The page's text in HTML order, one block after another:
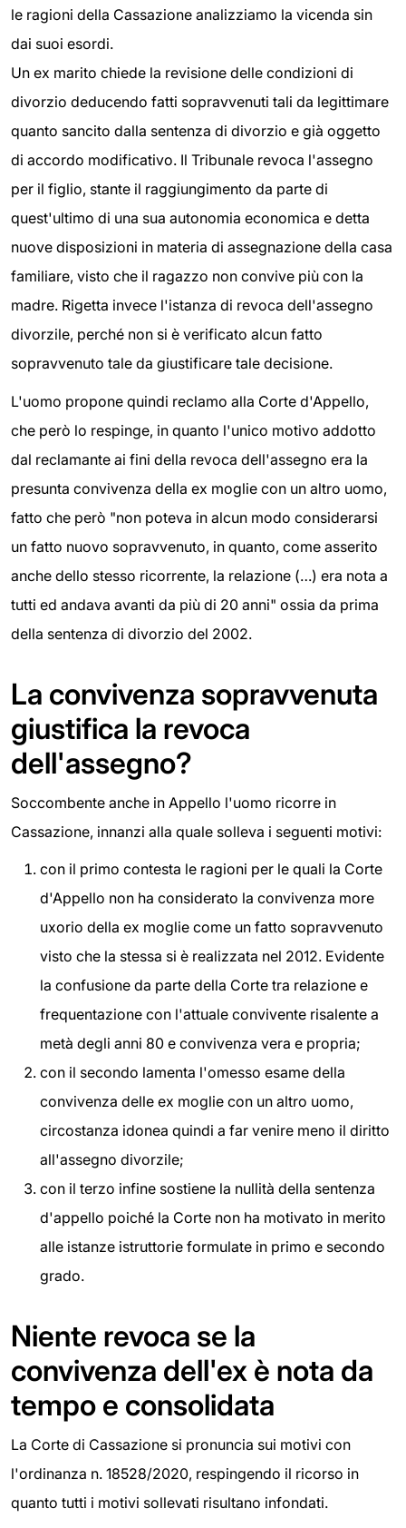
le ragioni della Cassazione analizziamo la vicenda sin
dai suoi esordi.
Un ex marito chiede la revisione delle condizioni di
divorzio deducendo fatti sopravvenuti tali da legittimare
quanto sancito dalla sentenza di divorzio e già oggetto
di accordo modificativo. Il Tribunale revoca l'assegno
per il figlio, stante il raggiungimento da parte di
quest'ultimo di una sua autonomia economica e detta
nuove disposizioni in materia di assegnazione della casa
familiare, visto che il ragazzo non convive più con la
madre. Rigetta invece l'istanza di revoca dell'assegno
divorzile, perché non si è verificato alcun fatto
sopravvenuto tale da giustificare tale decisione.
L'uomo propone quindi reclamo alla Corte d'Appello,
che però lo respinge, in quanto l'unico motivo addotto
dal reclamante ai fini della revoca dell'assegno era la
presunta convivenza della ex moglie con un altro uomo,
fatto che però "non poteva in alcun modo considerarsi
un fatto nuovo sopravvenuto, in quanto, come asserito
anche dello stesso ricorrente, la relazione (…) era nota a
tutti ed andava avanti da più di 20 anni" ossia da prima
della sentenza di divorzio del 2002.
La convivenza sopravvenuta
giustifica la revoca
dell'assegno?
Soccombente anche in Appello l'uomo ricorre in
Cassazione, innanzi alla quale solleva i seguenti motivi:
con il primo contesta le ragioni per le quali la Corte
d'Appello non ha considerato la convivenza more
uxorio della ex moglie come un fatto sopravvenuto
visto che la stessa si è realizzata nel 2012. Evidente
la confusione da parte della Corte tra relazione e
frequentazione con l'attuale convivente risalente a
metà degli anni 80 e convivenza vera e propria;
con il secondo lamenta l'omesso esame della
convivenza delle ex moglie con un altro uomo,
circostanza idonea quindi a far venire meno il diritto
all'assegno divorzile;
con il terzo infine sostiene la nullità della sentenza
d'appello poiché la Corte non ha motivato in merito
alle istanze istruttorie formulate in primo e secondo
grado.
Niente revoca se la
convivenza dell'ex è nota da
tempo e consolidata
La Corte di Cassazione si pronuncia sui motivi con
l'ordinanza n. 18528/2020, respingendo il ricorso in
quanto tutti i motivi sollevati risultano infondati.